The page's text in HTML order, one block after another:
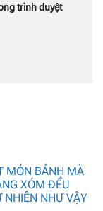
trình duyệt
MÓN BÁNH MÀ
XÓM ĐỀU
NHIÊN NHƯ VẬY